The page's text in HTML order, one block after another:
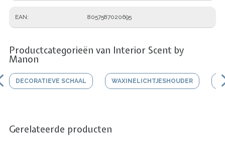
EAN 8057587020695
Productcategorieën van Interior Scent by
Manon
DECORATIEVE SCHAAL WAXINELICHTJESHOUDER
Gerelateerde producten